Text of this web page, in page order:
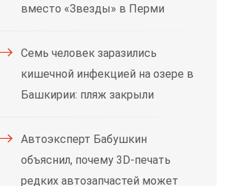
вместо «Звезды» в Перми
Семь человек заразились
кишечной инфекцией на озере в
Башкирии: пляж закрыли
Автоэксперт Бабушкин
объяснил, почему 3D-печать
редких автозапчастей может